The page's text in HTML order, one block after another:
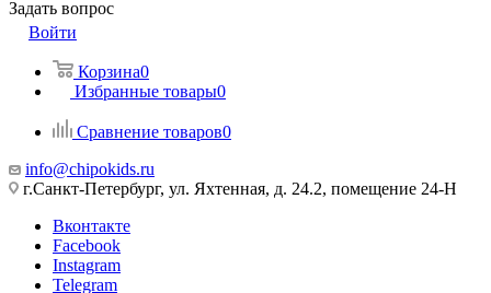
Задать вопрос
Войти
Корзина0
Избранные товары0
Сравнение товаров0
info@chipokids.ru
г.Санкт-Петербург, ул. Яхтенная, д. 24.2, помещение 24-Н
Вконтакте
Facebook
Instagram
Telegram